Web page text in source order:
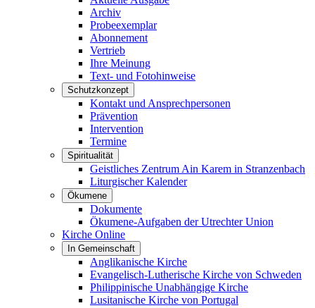
Archiv
Probeexemplar
Abonnement
Vertrieb
Ihre Meinung
Text- und Fotohinweise
Schutzkonzept
Kontakt und Ansprechpersonen
Prävention
Intervention
Termine
Spiritualität
Geistliches Zentrum Ain Karem in Stranzenbach
Liturgischer Kalender
Ökumene
Dokumente
Ökumene-Aufgaben der Utrechter Union
Kirche Online
In Gemeinschaft
Anglikanische Kirche
Evangelisch-Lutherische Kirche von Schweden
Philippinische Unabhängige Kirche
Lusitanische Kirche von Portugal